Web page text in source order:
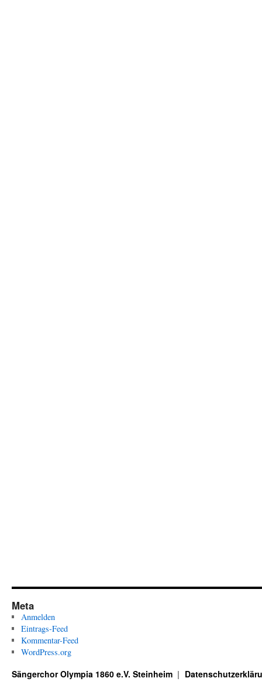
Meta
Anmelden
Eintrags-Feed
Kommentar-Feed
WordPress.org
Sängerchor Olympia 1860 e.V. Steinheim